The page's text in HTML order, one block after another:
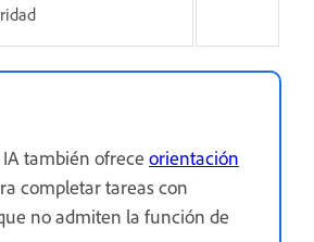
también ofrece orientación
completar tareas con
no admiten la función de